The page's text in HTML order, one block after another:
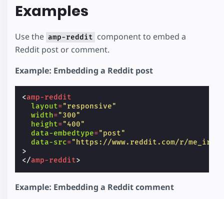
Examples
Use the amp-reddit component to embed a
Reddit post or comment.
Example: Embedding a Reddit post
<amp-reddit
layout="responsive"
width="300"
height="400"
data-embedtype="post"
data-src="https://www.reddit.com/r/me_irl/
>
</amp-reddit>
Example: Embedding a Reddit comment